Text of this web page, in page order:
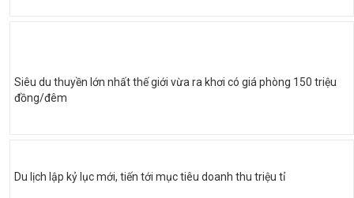
Siêu du thuyền lớn nhất thế giới vừa ra khơi có giá phòng 150 triệu
đồng/đêm
Du lịch lập kỷ lục mới, tiến tới mục tiêu doanh thu triệu tỉ